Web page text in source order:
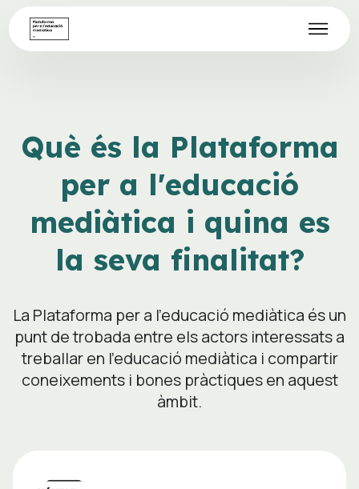
Què és la Plataforma
per a l'educació
mediàtica i quina es
la seva finalitat?
La Plataforma per a l’educació mediàtica és un
punt de trobada entre els actors interessats a
treballar en l’educació mediàtica i compartir
coneixements i bones pràctiques en aquest
àmbit.